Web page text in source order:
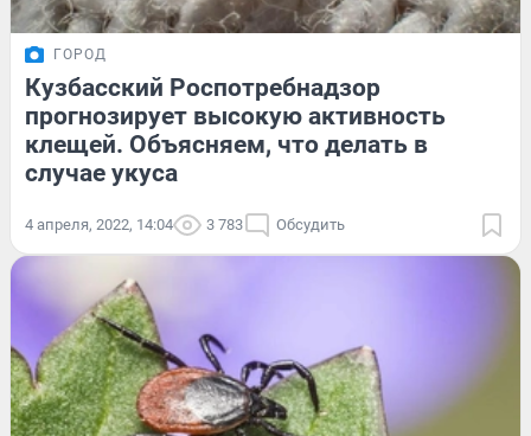
ГОРОД
Кузбасский Роспотребнадзор
прогнозирует высокую активность
клещей. Объясняем, что делать в
случае укуса
4 апреля, 2022, 14:04 3 783 Обсудить